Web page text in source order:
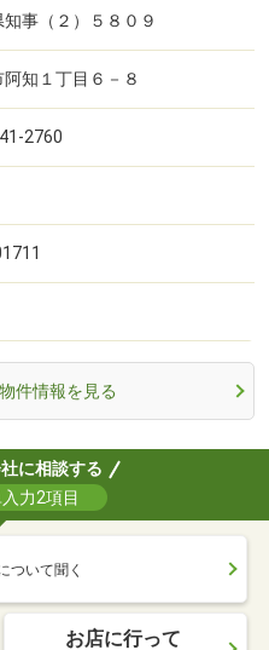
知事（２）５８０９
知１丁目６－８
2760
件情報を見る
に相談する
力2項目
ついて聞く
お店に行って